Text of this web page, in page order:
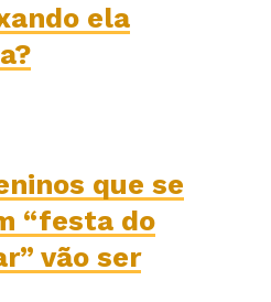
ela
que se
“festa do
vão ser